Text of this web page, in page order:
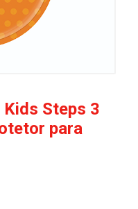
Steps 3
para